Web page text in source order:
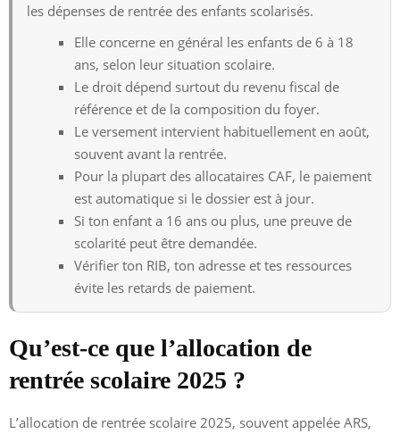
les dépenses de rentrée des enfants scolarisés.
Elle concerne en général les enfants de 6 à 18
ans, selon leur situation scolaire.
Le droit dépend surtout du revenu fiscal de
référence et de la composition du foyer.
Le versement intervient habituellement en août,
souvent avant la rentrée.
Pour la plupart des allocataires CAF, le paiement
est automatique si le dossier est à jour.
Si ton enfant a 16 ans ou plus, une preuve de
scolarité peut être demandée.
Vérifier ton RIB, ton adresse et tes ressources
évite les retards de paiement.
Qu’est-ce que l’allocation de
rentrée scolaire 2025 ?
L’allocation de rentrée scolaire 2025, souvent appelée ARS,